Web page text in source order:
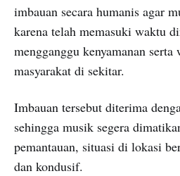
imbauan secara humanis agar
karena telah memasuki waktu
mengganggu kenyamanan
masyarakat di sekitar.
Imbauan tersebut diterima
sehingga musik segera
pemantauan, situasi di lokasi
dan kondusif.